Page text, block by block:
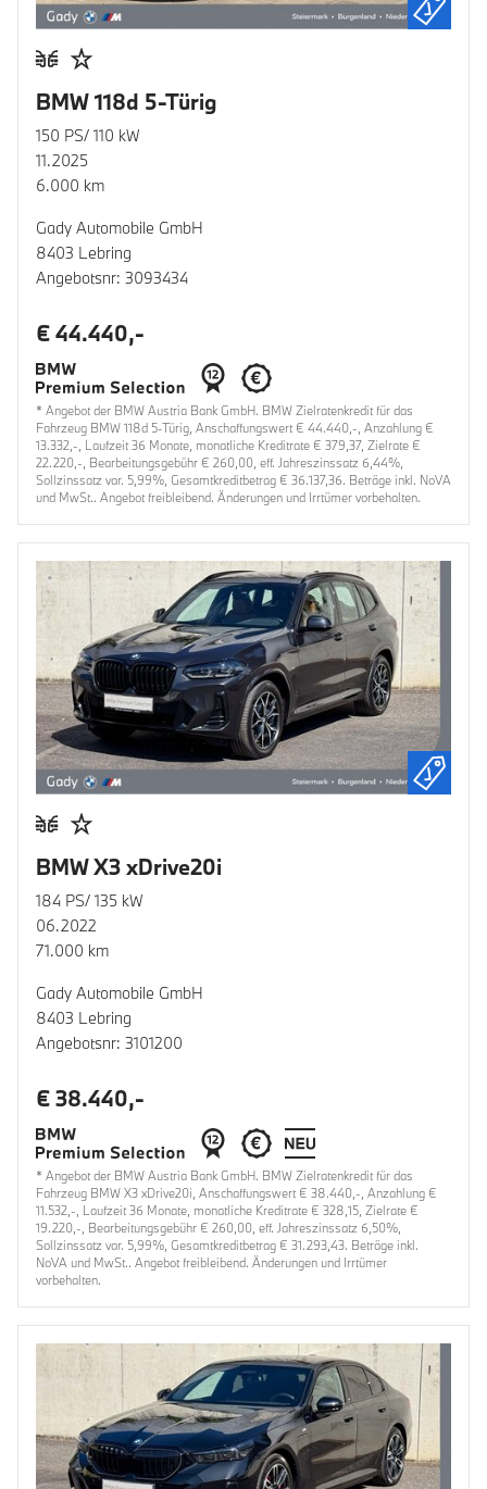
BMW 118d 5-Türig
150 PS/ 110 kW
11.2025
6.000 km
Gady Automobile GmbH
8403 Lebring
Angebotsnr: 3093434
€ 44.440,-
* Angebot der BMW Austria Bank GmbH. BMW Zielratenkredit für das
Fahrzeug BMW 118d 5-Türig, Anschaffungswert € 44.440,-, Anzahlung €
13.332,-, Laufzeit 36 Monate, monatliche Kreditrate € 379,37, Zielrate €
22.220,-, Bearbeitungsgebühr € 260,00, eff. Jahreszinssatz 6,44%,
Sollzinssatz var. 5,99%, Gesamtkreditbetrag € 36.137,36. Beträge inkl. NoVA
und MwSt.. Angebot freibleibend. Änderungen und Irrtümer vorbehalten.
BMW X3 xDrive20i
184 PS/ 135 kW
06.2022
71.000 km
Gady Automobile GmbH
8403 Lebring
Angebotsnr: 3101200
€ 38.440,-
* Angebot der BMW Austria Bank GmbH. BMW Zielratenkredit für das
Fahrzeug BMW X3 xDrive20i, Anschaffungswert € 38.440,-, Anzahlung €
11.532,-, Laufzeit 36 Monate, monatliche Kreditrate € 328,15, Zielrate €
19.220,-, Bearbeitungsgebühr € 260,00, eff. Jahreszinssatz 6,50%,
Sollzinssatz var. 5,99%, Gesamtkreditbetrag € 31.293,43. Beträge inkl.
NoVA und MwSt.. Angebot freibleibend. Änderungen und Irrtümer
vorbehalten.